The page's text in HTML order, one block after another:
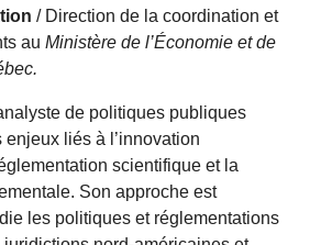
/ Direction de la coordination et
auMinistère de l’Économie et de
de politiques publiques
liés à l’innovation
scientifique et la
Son approche est
les politiques et réglementations